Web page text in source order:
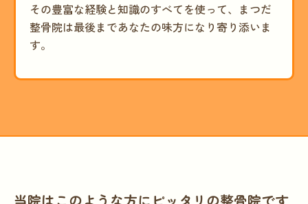
その豊富な経験と知識のすべてを使って、まつだ
整骨院は最後まであなたの味方になり寄り添いま
す。